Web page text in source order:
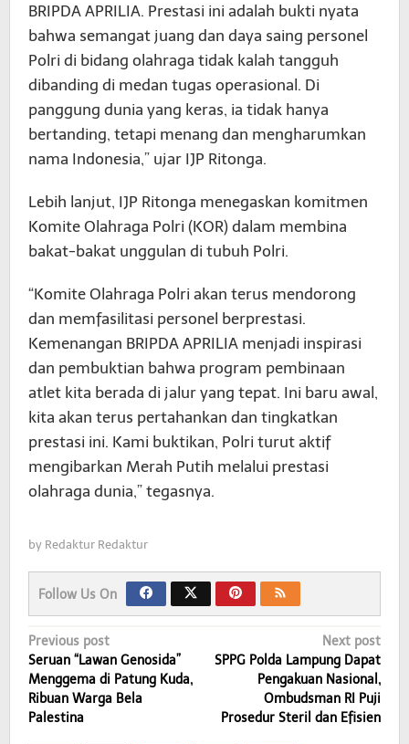
BRIPDA APRILIA. Prestasi ini adalah bukti nyata
bahwa semangat juang dan daya saing personel
Polri di bidang olahraga tidak kalah tangguh
dibanding di medan tugas operasional. Di
panggung dunia yang keras, ia tidak hanya
bertanding, tetapi menang dan mengharumkan
nama Indonesia,” ujar IJP Ritonga.
Lebih lanjut, IJP Ritonga menegaskan komitmen
Komite Olahraga Polri (KOR) dalam membina
bakat-bakat unggulan di tubuh Polri.
“Komite Olahraga Polri akan terus mendorong
dan memfasilitasi personel berprestasi.
Kemenangan BRIPDA APRILIA menjadi inspirasi
dan pembuktian bahwa program pembinaan
atlet kita berada di jalur yang tepat. Ini baru awal,
kita akan terus pertahankan dan tingkatkan
prestasi ini. Kami buktikan, Polri turut aktif
mengibarkan Merah Putih melalui prestasi
olahraga dunia,” tegasnya.
by Redaktur Redaktur
Follow Us On
Post
navigation
Previous post
Seruan “Lawan Genosida”
Menggema di Patung Kuda,
Ribuan Warga Bela
Palestina
Next post
SPPG Polda Lampung Dapat
Pengakuan Nasional,
Ombudsman RI Puji
Prosedur Steril dan Efisien